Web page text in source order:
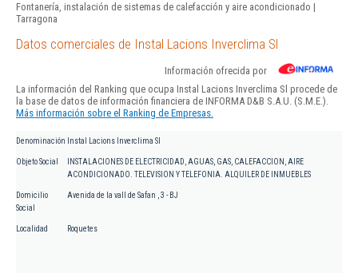
Fontanería, instalación de sistemas de calefacción y aire acondicionado |
Tarragona
Datos comerciales de Instal Lacions Inverclima Sl
Información ofrecida por
La información del Ranking que ocupa Instal Lacions Inverclima Sl procede de
la base de datos de información financiera de INFORMA D&B S.A.U. (S.M.E.).
Más información sobre el Ranking de Empresas.
Denominación Instal Lacions Inverclima Sl
Objeto Social
INSTALACIONES DE ELECTRICIDAD, AGUAS, GAS, CALEFACCION, AIRE
ACONDICIONADO. TELEVISION Y TELEFONIA. ALQUILER DE INMUEBLES
Domicilio
Social
Avenida de la vall de Safan , 3 - BJ
Localidad Roquetes